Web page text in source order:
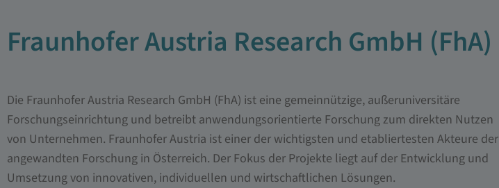
Fraunhofer Austria Research GmbH (FhA)
Die Fraunhofer Austria Research GmbH (FhA) ist eine gemeinnützige, außeruniversitäre
Forschungseinrichtung und betreibt anwendungsorientierte Forschung zum direkten Nutzen
von Unternehmen. Fraunhofer Austria ist einer der wichtigsten und etabliertesten Akteure der
angewandten Forschung in Österreich. Der Fokus der Projekte liegt auf der Entwicklung und
Umsetzung von innovativen, individuellen und wirtschaftlichen Lösungen.